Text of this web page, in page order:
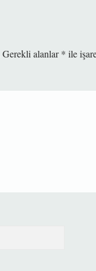
Gerekli alanlar* ile